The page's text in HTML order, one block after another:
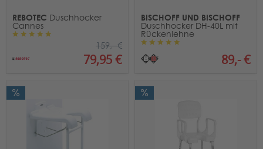
REBOTEC Duschhocker
Cannes
79,95 €
159,- €
BISCHOFF UND BISCHOFF
Duschhocker DH-40L mit
Rückenlehne
89,- €